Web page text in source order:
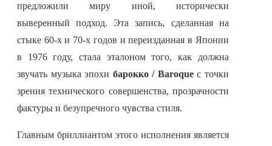
предложили миру иной, исторически
выверенный подход. Эта запись, сделанная на
стыке 60-х и 70-х годов и переизданная в Японии
в 1976 году, стала эталоном того, как должна
звучать музыка эпохи барокко / Baroqueс точки
зрения технического совершенства, прозрачности
фактуры и безупречного чувства стиля.
Главным бриллиантом этого исполнения является